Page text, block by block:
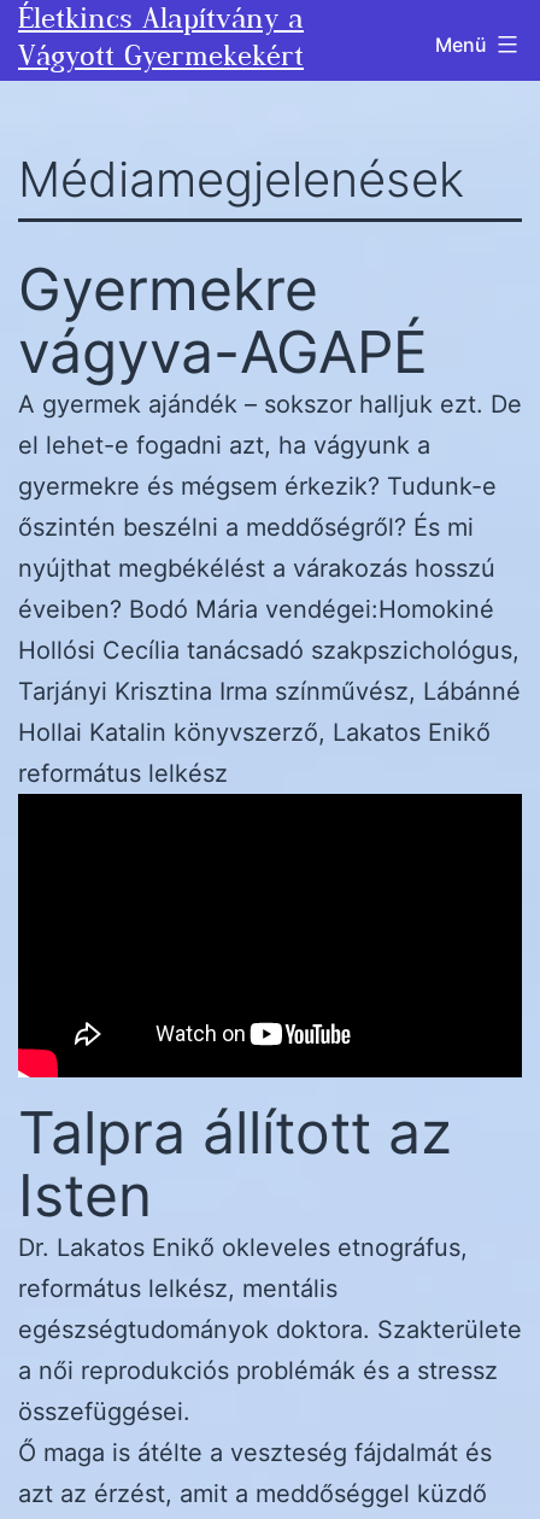
Ugrás
Életkincs Alapítvány a
Vágyott Gyermekekért
Menü
Médiamegjelenések
Gyermekre
vágyva-AGAPÉ
A gyermek ajándék – sokszor halljuk ezt. De
el lehet-e fogadni azt, ha vágyunk a
gyermekre és mégsem érkezik? Tudunk-e
őszintén beszélni a meddőségről? És mi
nyújthat megbékélést a várakozás hosszú
éveiben? Bodó Mária vendégei:Homokiné
Hollósi Cecília tanácsadó szakpszichológus,
Tarjányi Krisztina Irma színművész, Lábánné
Hollai Katalin könyvszerző, Lakatos Enikő
református lelkész
Talpra állított az
Isten
Dr. Lakatos Enikő okleveles etnográfus,
református lelkész, mentális
egészségtudományok doktora. Szakterülete
a női reprodukciós problémák és a stressz
összefüggései.
Ő maga is átélte a veszteség fájdalmát és
azt az érzést, amit a meddőséggel küzdő